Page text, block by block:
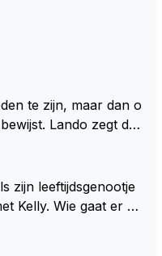
van Nottinghem
verscholen de arge
heeft nooit ooit m
en dat zal
gelden en vergu
MOET je dan
te zijn, maar dan o
zegt da
zijn leeftijdsgenootje
Kelly. Wie gaat er ee
RB-lid op de l